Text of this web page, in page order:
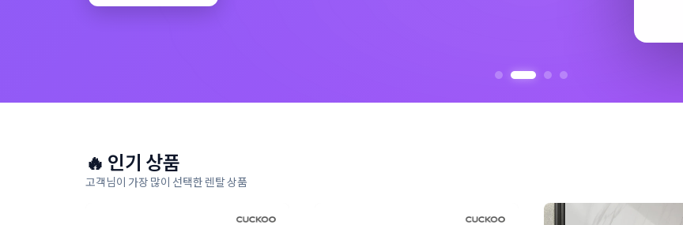
🔥 인기 상품
고객님이 가장 많이 선택한 렌탈 상품